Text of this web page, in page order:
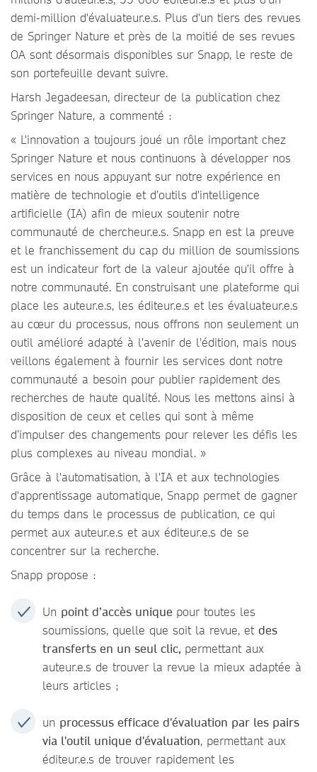
demi-million d'évaluateur.e.s. Plus d'un tiers des revues
de Springer Nature et près de la moitié de ses revues
OA sont désormais disponibles sur Snapp, le reste de
son portefeuille devant suivre.
Harsh Jegadeesan, directeur de la publication chez
Springer Nature, a commenté :
« L'innovation a toujours joué un rôle important chez
Springer Nature et nous continuons à développer nos
services en nous appuyant sur notre expérience en
matière de technologie et d’outils d'intelligence
artificielle (IA) afin de mieux soutenir notre
communauté de chercheur.e.s. Snapp en est la preuve
et le franchissement du cap du million de soumissions
est un indicateur fort de la valeur ajoutée qu'il offre à
notre communauté. En construisant une plateforme qui
place les auteur.e.s, les éditeur.e.s et les évaluateur.e.s
au cœur du processus, nous offrons non seulement un
outil amélioré adapté à l'avenir de l'édition, mais nous
veillons également à fournir les services dont notre
communauté a besoin pour publier rapidement des
recherches de haute qualité. Nous les mettons ainsi à
disposition de ceux et celles qui sont à même
d’impulser des changements pour relever les défis les
plus complexes au niveau mondial. »
Grâce à l'automatisation, à l'IA et aux technologies
d'apprentissage automatique, Snapp permet de gagner
du temps dans le processus de publication, ce qui
permet aux auteur.e.s et aux éditeur.e.s de se
concentrer sur la recherche.
Snapp propose :
Un point d’accès unique pour toutes les
soumissions, quelle que soit la revue, et des
transferts en un seul clic, permettant aux
auteur.e.s de trouver la revue la mieux adaptée à
leurs articles ;
un processus efficace d'évaluation par les pairs
via l'outil unique d'évaluation, permettant aux
éditeur.e.s de trouver rapidement les